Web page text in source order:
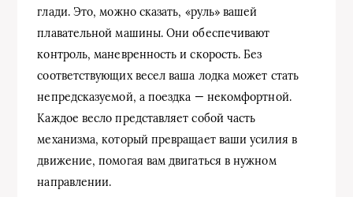
глади. Это, можно сказать, «руль» вашей
плавательной машины. Они обеспечивают
контроль, маневренность и скорость. Без
соответствующих весел ваша лодка может стать
непредсказуемой, а поездка — некомфортной.
Каждое весло представляет собой часть
механизма, который превращает ваши усилия в
движение, помогая вам двигаться в нужном
направлении.